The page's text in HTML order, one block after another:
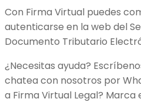
Con Firma Virtual puedes
autenticarse en la web del
Documento Tributario
¿Necesitas ayuda?
chatea con nosotros por
a Firma Virtual Legal? Marca